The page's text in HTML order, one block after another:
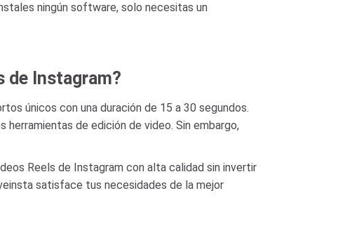
ningún software, solo necesitas un
de Instagram?
únicos con una duración de 15 a 30 segundos.
de edición de video. Sin embargo,
Reels de Instagram con alta calidad sin invertir
satisface tus necesidades de la mejor